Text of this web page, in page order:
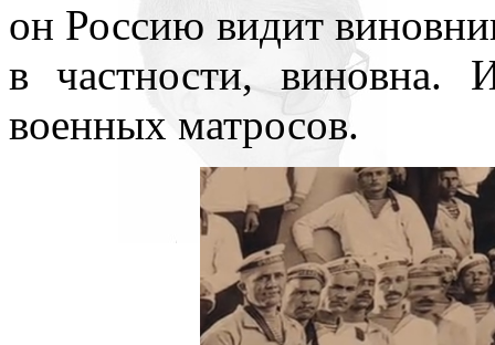
он Россию видит
в частности, виновна.
военных матросов.